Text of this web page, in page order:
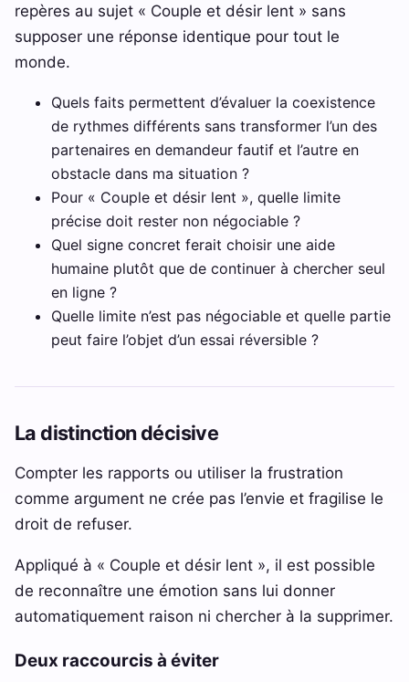
repères au sujet « Couple et désir lent » sans
supposer une réponse identique pour tout le
monde.
Quels faits permettent d’évaluer la coexistence
de rythmes différents sans transformer l’un des
partenaires en demandeur fautif et l’autre en
obstacle dans ma situation ?
Pour « Couple et désir lent », quelle limite
précise doit rester non négociable ?
Quel signe concret ferait choisir une aide
humaine plutôt que de continuer à chercher seul
en ligne ?
Quelle limite n’est pas négociable et quelle partie
peut faire l’objet d’un essai réversible ?
La distinction décisive
Compter les rapports ou utiliser la frustration
comme argument ne crée pas l’envie et fragilise le
droit de refuser.
Appliqué à « Couple et désir lent », il est possible
de reconnaître une émotion sans lui donner
automatiquement raison ni chercher à la supprimer.
Deux raccourcis à éviter